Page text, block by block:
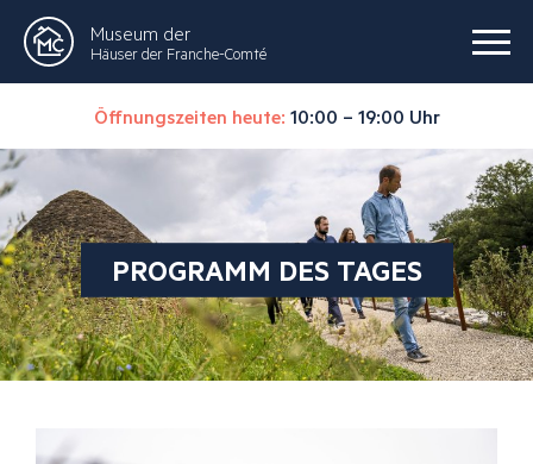
Museum der
Häuser der Franche-Comté
Öffnungszeiten heute: 10:00 – 19:00 Uhr
PROGRAMM DES TAGES